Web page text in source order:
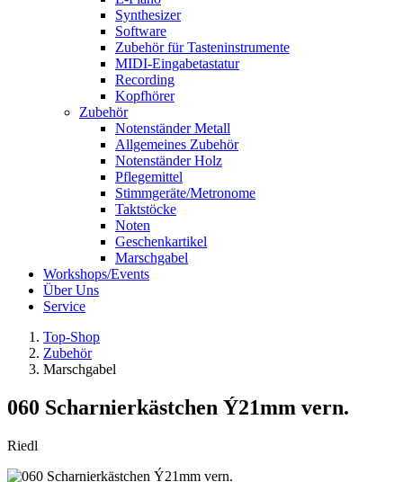
Synthesizer
Software
Zubehör für Tasteninstrumente
MIDI-Eingabetastatur
Recording
Kopfhörer
Zubehör
Notenständer Metall
Allgemeines Zubehör
Notenständer Holz
Pflegemittel
Stimmgeräte/Metronome
Taktstöcke
Noten
Geschenkartikel
Marschgabel
Workshops/Events
Über Uns
Service
Top-Shop
Zubehör
Marschgabel
060 Scharnierkästchen Ý21mm vern.
Riedl